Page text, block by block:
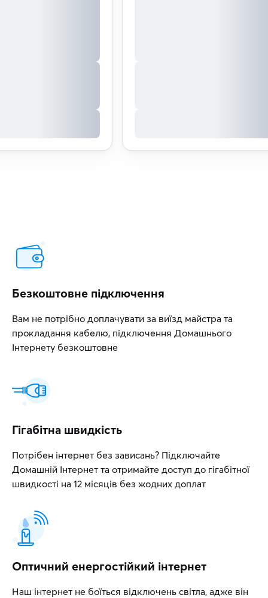
Безкоштовне підключення
Вам не потрібно доплачувати за виїзд майстра та
прокладання кабелю, підключення Домашнього
Інтернету безкоштовне
Гігабітна швидкість
Потрібен інтернет без зависань? Підключайте
Домашній Інтернет та отримайте доступ до гігабітної
швидкості на 12 місяців без жодних доплат
Оптичний енергостійкий інтернет
Наш інтернет не боїться відключень світла, адже він